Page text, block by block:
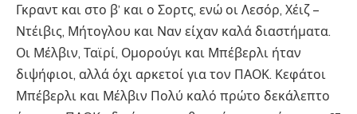
Γκραντ και στο β’ και ο Σορτς, ενώ οι Λεσόρ, Χέιζ –
Ντέιβις, Μήτογλου και Ναν είχαν καλά διαστήματα.
Οι Μέλβιν, Ταϊρί, Ομορούγι και Μπέβερλι ήταν
διψήφιοι, αλλά όχι αρκετοί για τον ΠΑΟΚ. Κεφάτοι
Μπέβερλι και Μέλβιν Πολύ καλό πρώτο δεκάλεπτο